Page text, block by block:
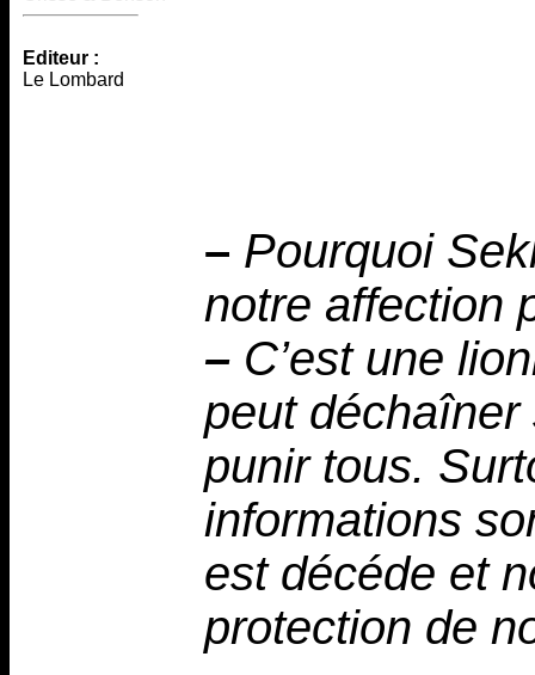
Editeur :
Le Lombard
– Pourquoi
notre affection
– C’est une
peut
punir tous.
informations
est décéde et
protection de